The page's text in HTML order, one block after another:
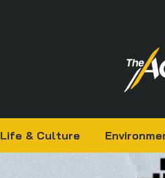
Life & Culture